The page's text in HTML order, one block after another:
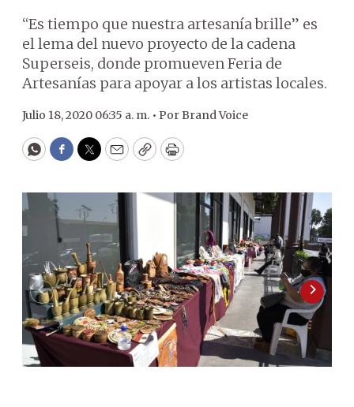
“Es tiempo que nuestra artesanía brille” es
el lema del nuevo proyecto de la cadena
Superseis, donde promueven Feria de
Artesanías para apoyar a los artistas locales.
Julio 18, 2020 06:35 a. m. • PorBrand Voice
WhatsApp
Facebook
Twitter
EmailCopyPrint